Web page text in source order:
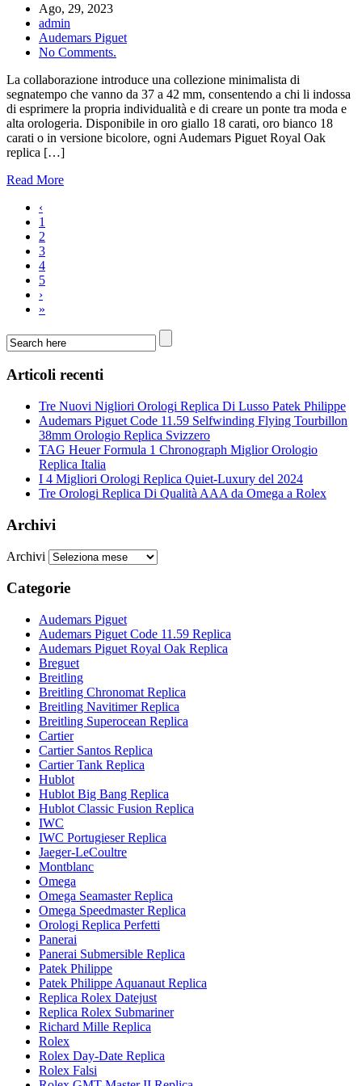
Ago, 29, 2023
admin
Audemars Piguet
No Comments.
La collaborazione introduce una collezione minimalista di
segnatempo che vanno da 37 a 42 mm, consentendo a chi li indossa
di esprimere la propria individualità e di creare un ponte tra moda e
alta orologeria. Disponibile in oro giallo 18 carati, oro bianco 18
carati o in versione bicolore, ogni Audemars Piguet Royal Oak
replica […]
Read More
‹
1
2
3
4
5
›
»
Articoli recenti
Tre Nuovi Nigliori Orologi Replica Di Lusso Patek Philippe
Audemars Piguet Code 11.59 Selfwinding Flying Tourbillon
38mm Orologio Replica Svizzero
TAG Heuer Formula 1 Chronograph Miglior Orologio
Replica Italia
I 4 Migliori Orologi Replica Quiet-Luxury del 2024
Tre Orologi Replica Di Qualità AAA da Omega a Rolex
Archivi
Archivi
Categorie
Audemars Piguet
Audemars Piguet Code 11.59 Replica
Audemars Piguet Royal Oak Replica
Breguet
Breitling
Breitling Chronomat Replica
Breitling Navitimer Replica
Breitling Superocean Replica
Cartier
Cartier Santos Replica
Cartier Tank Replica
Hublot
Hublot Big Bang Replica
Hublot Classic Fusion Replica
IWC
IWC Portugieser Replica
Jaeger-LeCoultre
Montblanc
Omega
Omega Seamaster Replica
Omega Speedmaster Replica
Orologi Replica Perfetti
Panerai
Panerai Submersible Replica
Patek Philippe
Patek Philippe Aquanaut Replica
Replica Rolex Datejust
Replica Rolex Submariner
Richard Mille Replica
Rolex
Rolex Day-Date Replica
Rolex Falsi